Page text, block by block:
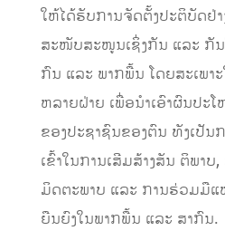
ໃຫ້ໄດ້ຮັບການຈັດຕັ້ງປະຕິບັດຢ່
ສະໜັບສະໜູນເຊິ່ງກັນ ແລະ ກັ
ກົນ ແລະ ພາກພື້ນ ໂດຍສະເພາ
ຫລາຍຝ່າຍ ເພື່ອນຳເອົາຜົນປະ
ຂອງປະຊາຊົນຂອງຕົນ ທັງເປັ
ເຂົ້າໃນການເສີມສ້າງສັນ ຕິພາບ
ມິດຕະພາບ ແລະ ການຮ່ວມມື
ຍືນຍົງໃນພາກພື້ນ ແລະ ສາກົນ.